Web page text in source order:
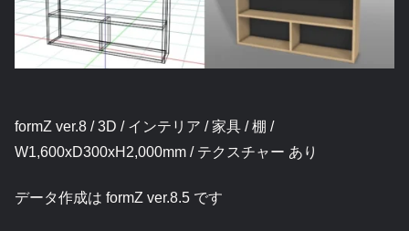
formZ ver.8 / 3D / インテリア / 家具 / 棚 /
W1,600xD300xH2,000mm / テクスチャー あり
データ作成は formZ ver.8.5 です